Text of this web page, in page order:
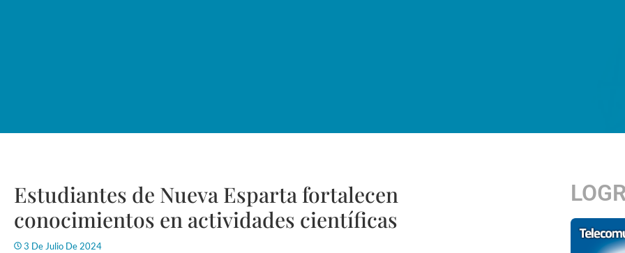
Estudiantes de Nueva Esparta fortalecen
conocimientos en actividades científicas
3 De Julio De 2024